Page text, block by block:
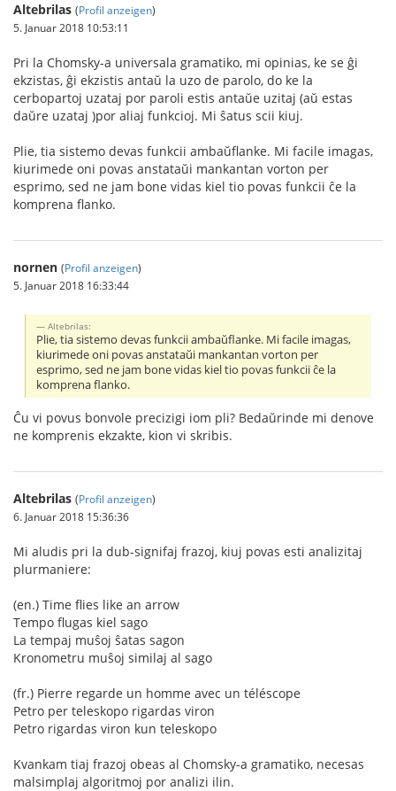
Altebrilas (Profil anzeigen)
5. Januar 2018 10:53:11
Pri la Chomsky-a universala gramatiko, mi opinias, ke se ĝi
ekzistas, ĝi ekzistis antaŭ la uzo de parolo, do ke la
cerbopartoj uzataj por paroli estis antaŭe uzitaj (aŭ estas
daŭre uzataj )por aliaj funkcioj. Mi ŝatus scii kiuj.
Plie, tia sistemo devas funkcii ambaŭflanke. Mi facile imagas,
kiurimede oni povas anstataŭi mankantan vorton per
esprimo, sed ne jam bone vidas kiel tio povas funkcii ĉe la
komprena flanko.
nornen (Profil anzeigen)
5. Januar 2018 16:33:44
Altebrilas:
Plie, tia sistemo devas funkcii ambaŭflanke. Mi facile imagas,
kiurimede oni povas anstataŭi mankantan vorton per
esprimo, sed ne jam bone vidas kiel tio povas funkcii ĉe la
komprena flanko.
Ĉu vi povus bonvole precizigi iom pli? Bedaŭrinde mi denove
ne komprenis ekzakte, kion vi skribis.
Altebrilas (Profil anzeigen)
6. Januar 2018 15:36:36
Mi aludis pri la dub-signifaj frazoj, kiuj povas esti analizitaj
plurmaniere:
(en.) Time flies like an arrow
Tempo flugas kiel sago
La tempaj muŝoj ŝatas sagon
Kronometru muŝoj similaj al sago
(fr.) Pierre regarde un homme avec un téléscope
Petro per teleskopo rigardas viron
Petro rigardas viron kun teleskopo
Kvankam tiaj frazoj obeas al Chomsky-a gramatiko, necesas
malsimplaj algoritmoj por analizi ilin.